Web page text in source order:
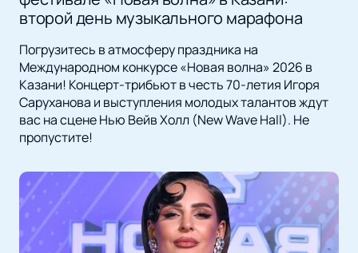
второй день музыкального марафона
Погрузитесь в атмосферу праздника на
Международном конкурсе «Новая волна» 2026 в
Казани! Концерт-трибьют в честь 70-летия Игоря
Саруханова и выступления молодых талантов ждут
вас на сцене Нью Вейв Холл (New Wave Hall). Не
пропустите!